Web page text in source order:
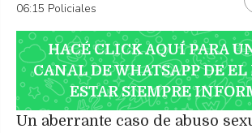
06:15 Policiales
HACÉ CLICK AQUÍ PARA
CANAL DE WHATSAPP DE
ESTAR SIEMPRE
Un aberrante caso de abuso